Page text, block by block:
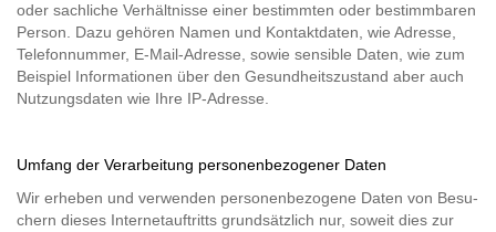
oder sach­li­che Ver­hält­nis­se einer be­stimm­ten oder be­stimm­ba­ren
Per­son. Dazu ge­hö­ren Namen und Kon­takt­da­ten, wie Adres­se,
Te­le­fon­num­mer, E-​Mail-​Adresse, sowie sen­si­ble Daten, wie zum
Bei­spiel In­for­ma­tio­nen über den Ge­sund­heits­zu­stand aber auch
Nut­zungs­da­ten wie Ihre IP-​Adres­se.
Um­fang der Ver­ar­bei­tung per­so­nen­be­zo­ge­ner Daten
Wir er­he­ben und ver­wen­den per­so­nen­be­zo­ge­ne Daten von Be­su­
chern die­ses In­ter­net­auf­tritts grund­sätz­lich nur, so­weit dies zur